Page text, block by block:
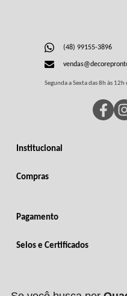
Institucional
Compras
(48) 99155-3896
Segunda a Sexta das 8h às
Pagamento
Selos e Certificados